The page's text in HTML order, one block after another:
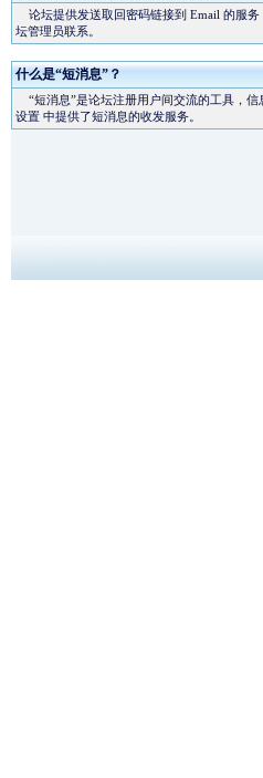
论坛提供发送取回密码链接到 Email 的服务
坛管理员联系。
什么是“短消息”？
“短消息”是论坛注册用户间交流的工具，信
设置 中提供了短消息的收发服务。